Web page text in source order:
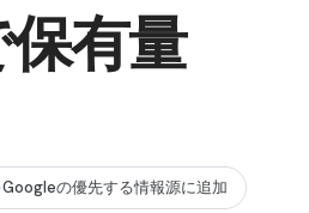
有量
Googleの優先する情報源に追加